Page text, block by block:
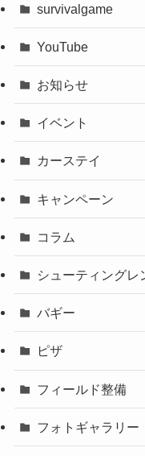
survivalgame
YouTube
お知らせ
イベント
カーステイ
キャンペーン
コラム
シューティングレ
バギー
ピザ
フィールド整備
フォトギャラリー